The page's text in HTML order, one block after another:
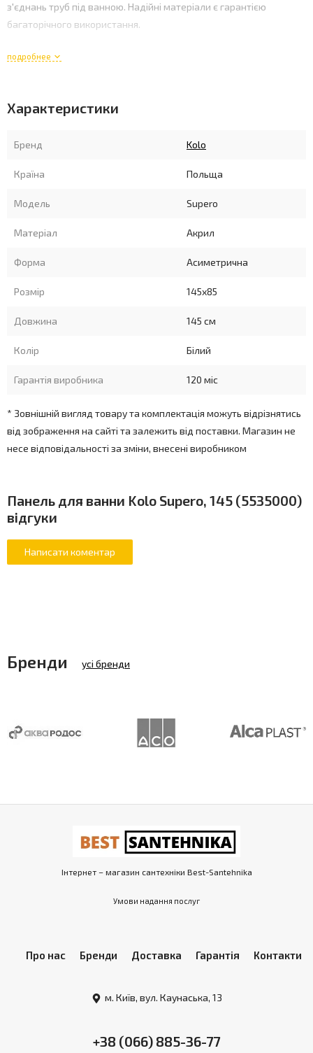
з'єднань труб під ванною. Надійні матеріали є гарантією
багаторічного використання.
подробнее
Характеристики
Бренд Kolo
Країна Польща
Модель Supero
Матеріал Акрил
Форма Асиметрична
Розмір 145х85
Довжина 145 см
Колір Білий
Гарантія виробника 120 міс
* Зовнішній вигляд товару та комплектація можуть відрізнятись
від зображення на сайті та залежить від поставки. Магазин не
несе відповідальності за зміни, внесені виробником
Панель для ванни Kolo Supero, 145 (5535000)
відгуки
Бренди усі бренди
Інтернет – магазин сантехніки Best-Santehnika
Умови надання послуг
Про нас Бренди Доставка Гарантія Контакти
м. Київ, вул. Каунаська, 13
+38 (066) 885-36-77